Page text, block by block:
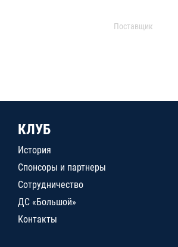
Поставщик
КЛУБ
История
Спонсоры и партнеры
Сотрудничество
ДС «Большой»
Контакты